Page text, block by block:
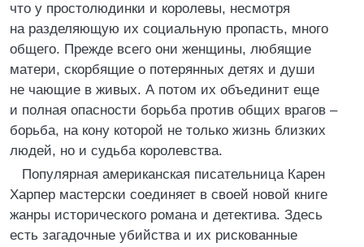
что у простолюдинки и королевы, несмотря
на разделяющую их социальную пропасть, много
общего. Прежде всего они женщины, любящие
матери, скорбящие о потерянных детях и души
не чающие в живых. А потом их объединит еще
и полная опасности борьба против общих врагов –
борьба, на кону которой не только жизнь близких
людей, но и судьба королевства.
Популярная американская писательница Карен
Харпер мастерски соединяет в своей новой книге
жанры исторического романа и детектива. Здесь
есть загадочные убийства и их рискованные